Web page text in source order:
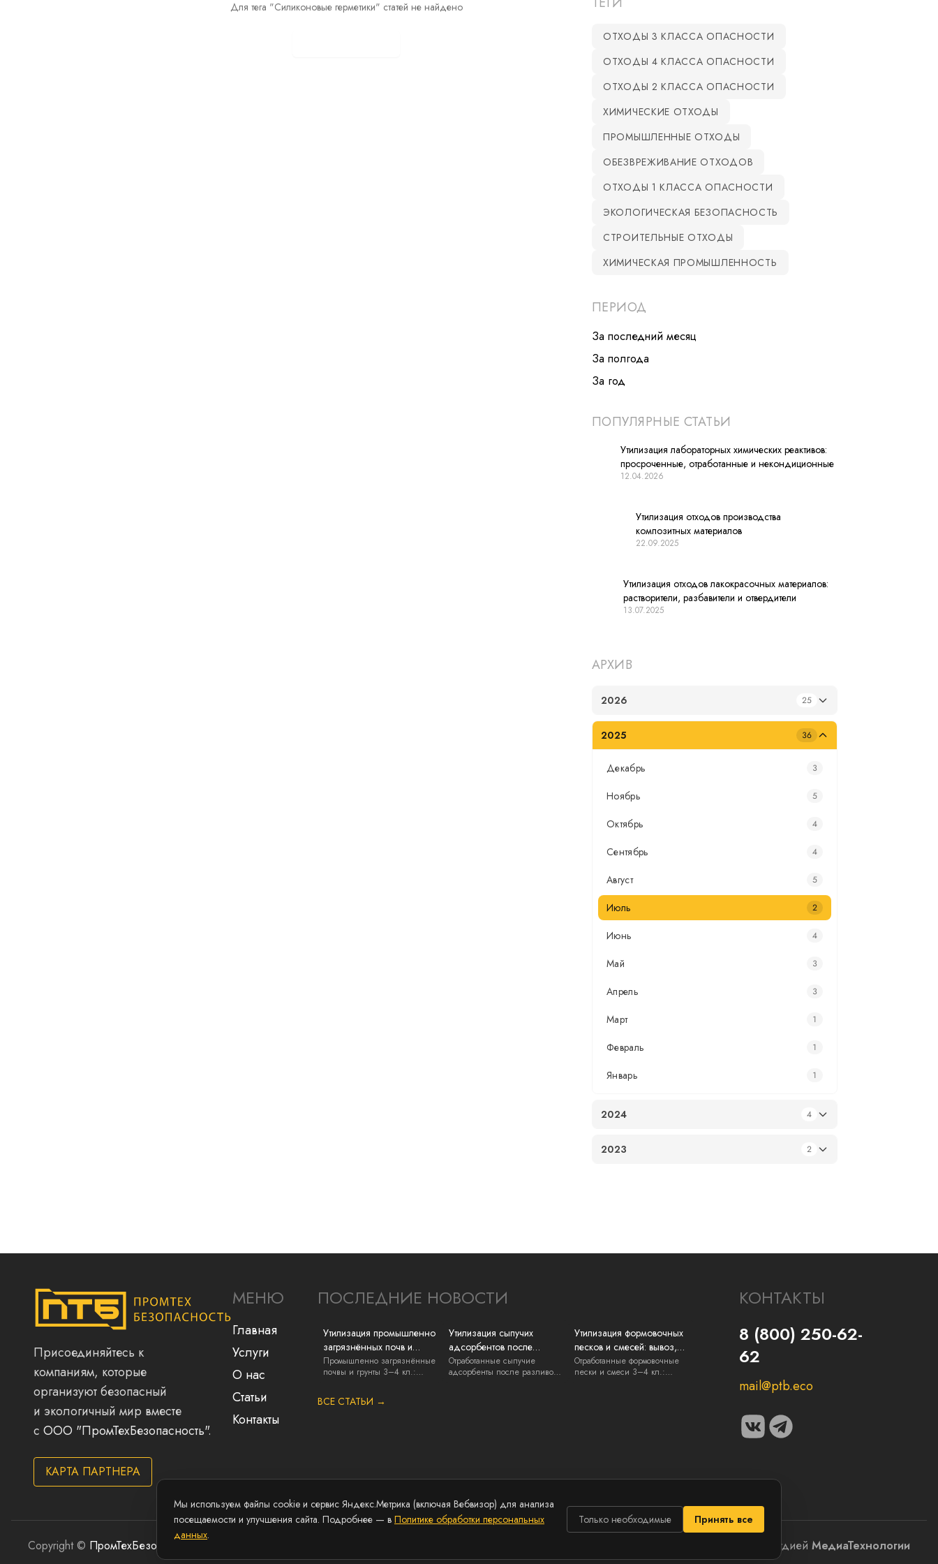
Для тега "Силиконовые герметики" статей не найдено
ОТХОДЫ 3 КЛАССА ОПАСНОСТИ
ОТХОДЫ 4 КЛАССА ОПАСНОСТИ
ОТХОДЫ 2 КЛАССА ОПАСНОСТИ
ХИМИЧЕСКИЕ ОТХОДЫ
ПРОМЫШЛЕННЫЕ ОТХОДЫ
ОБЕЗВРЕЖИВАНИЕ ОТХОДОВ
ОТХОДЫ 1 КЛАССА ОПАСНОСТИ
ЭКОЛОГИЧЕСКАЯ БЕЗОПАСНОСТЬ
СТРОИТЕЛЬНЫЕ ОТХОДЫ
ХИМИЧЕСКАЯ ПРОМЫШЛЕННОСТЬ
ПЕРИОД
За последний месяц
За полгода
За год
ПОПУЛЯРНЫЕ СТАТЬИ
Утилизация лабораторных химических реактивов:
просроченные, отработанные и некондиционные
12.04.2026
Утилизация отходов производства
композитных материалов
22.09.2025
Утилизация отходов лакокрасочных материалов:
растворители, разбавители и отвердители
13.07.2025
АРХИВ
2026 25
2025 36
Декабрь 3
Ноябрь 5
Октябрь 4
Сентябрь 4
Август 5
Июль 2
Июнь 4
Май 3
Апрель 3
Март 1
Февраль 1
Январь 1
2024 4
2023 2
Присоединяйтесь к
компаниям, которые
организуют безопасный
и экологичный мир вместе
с ООО "ПромТехБезопасность".
КАРТА ПАРТНЕРА
МЕНЮ
Главная
Услуги
О нас
Статьи
Контакты
ПОСЛЕДНИЕ НОВОСТИ
Утилизация промышленно
загрязнённых почв и
грунтов: нефть, ГСМ, химия
Промышленно загрязнённые
почвы и грунты 3–4 кл.:
Утилизация сыпучих
адсорбентов после
разливов ГСМ и химии:
вывоз и документы
Отработанные сыпучие
адсорбенты после разливов
Утилизация формовочных
песков и смесей: вывоз,
регенерация и документы
Отработанные формовочные
пески и смеси 3–4 кл.:
ВСЕ СТАТЬИ →
КОНТАКТЫ
8 (800) 250-62-
62
mail@ptb.eco
Copyright © ПромТехБезопасность Сайт разработан студией МедиаТехнологии
Мы используем файлы cookie и сервис Яндекс.Метрика (включая Вебвизор) для анализа
посещаемости и улучшения сайта. Подробнее — в Политике обработки персональных
данных.
Только необходимые Принять все